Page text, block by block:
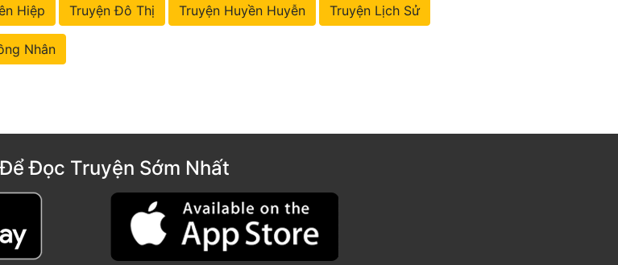
Hiệp Truyện Đô Thị Truyện Huyền Huyễn Truyện Lịch Sử
Nhân
Đọc Truyện Sớm Nhất